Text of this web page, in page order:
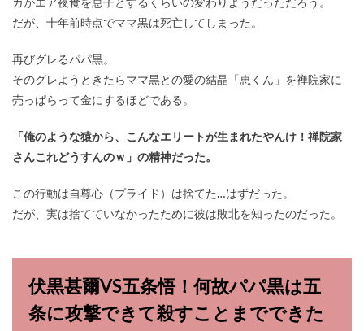
ガがエア夜食を息子とするくらいの変わりようだっただろう。
だが、十年前時点でママ黒は死亡してしまった。
再びグレるパパ黒。
そのグレようときたらママ黒との愛の結晶「恵くん」を禅院家に
売っぱらって金にするほどである。
「俺のような猿から、こんなエリートが生まれたやんけ！禅院家
さんこれどうすんのｗ」の精神だった。
この行動は自尊心（プライド）は捨てた…はずだった。
だが、実は捨てていなかったために彼は敗北を知ったのだった。
伏黒甚爾VS五条悟！何故パパ黒は五
条に攻撃できて殺すことまでできた